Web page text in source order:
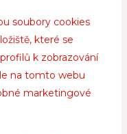
soubory cookies
které se
k zobrazování
na tomto webu
marketingové